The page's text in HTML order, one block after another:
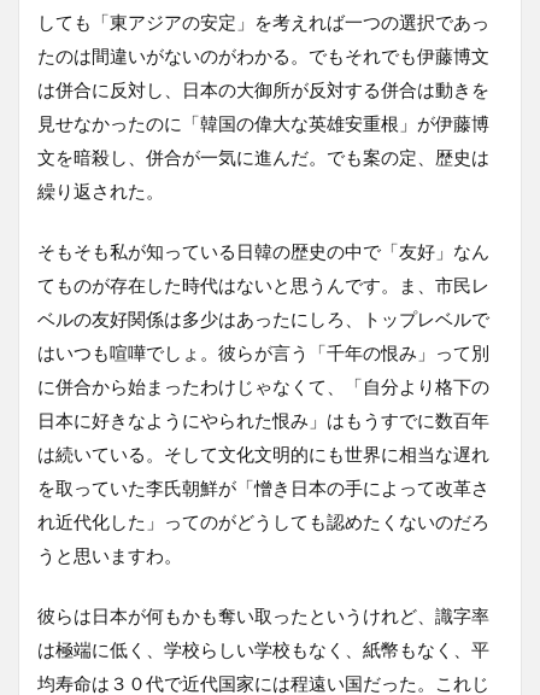
しても「東アジアの安定」を考えれば一つの選択であっ
たのは間違いがないのがわかる。でもそれでも伊藤博文
は併合に反対し、日本の大御所が反対する併合は動きを
見せなかったのに「韓国の偉大な英雄安重根」が伊藤博
文を暗殺し、併合が一気に進んだ。でも案の定、歴史は
繰り返された。
そもそも私が知っている日韓の歴史の中で「友好」なん
てものが存在した時代はないと思うんです。ま、市民レ
ベルの友好関係は多少はあったにしろ、トップレベルで
はいつも喧嘩でしょ。彼らが言う「千年の恨み」って別
に併合から始まったわけじゃなくて、「自分より格下の
日本に好きなようにやられた恨み」はもうすでに数百年
は続いている。そして文化文明的にも世界に相当な遅れ
を取っていた李氏朝鮮が「憎き日本の手によって改革さ
れ近代化した」ってのがどうしても認めたくないのだろ
うと思いますわ。
彼らは日本が何もかも奪い取ったというけれど、識字率
は極端に低く、学校らしい学校もなく、紙幣もなく、平
均寿命は３０代で近代国家には程遠い国だった。これじ